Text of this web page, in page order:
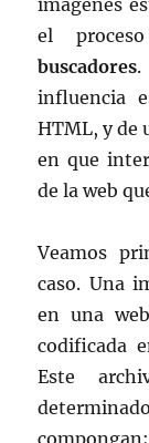
el
buscadores.
influencia
HTML, y de
en que
de la web
Veamos
caso. Una
en una
codificada
Este